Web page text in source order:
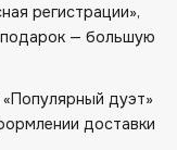
регистрации»,
подарок — большую
дуэт»
доставки